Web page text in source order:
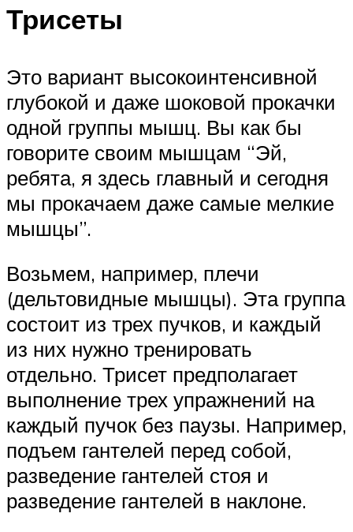
Трисеты
Это вариант высокоинтенсивной
глубокой и даже шоковой прокачки
одной группы мышц. Вы как бы
говорите своим мышцам “Эй,
ребята, я здесь главный и сегодня
мы прокачаем даже самые мелкие
мышцы”.
Возьмем, например, плечи
(дельтовидные мышцы). Эта группа
состоит из трех пучков, и каждый
из них нужно тренировать
отдельно. Трисет предполагает
выполнение трех упражнений на
каждый пучок без паузы. Например,
подъем гантелей перед собой,
разведение гантелей стоя и
разведение гантелей в наклоне.